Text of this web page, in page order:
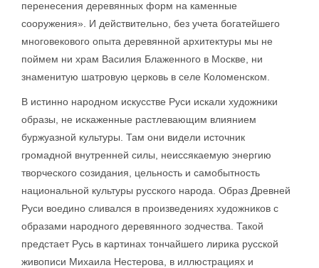
перенесения деревянных форм на каменные
сооружения». И действительно, без учета богатейшего
многовекового опыта деревянной архитектуры мы не
поймем ни храм Василия Блаженного в Москве, ни
знаменитую шатровую церковь в селе Коломенском.
В истинно народном искусстве Руси искали художники
образы, не искаженные растлевающим влиянием
буржуазной культуры. Там они видели источник
громадной внутренней силы, неиссякаемую энергию
творческого созидания, цельность и самобытность
национальной культуры русского народа. Образ Древней
Руси воедино сливался в произведениях художников с
образами народного деревянного зодчества. Такой
предстает Русь в картинах тончайшего лирика русской
живописи Михаила Нестерова, в иллюстрациях и